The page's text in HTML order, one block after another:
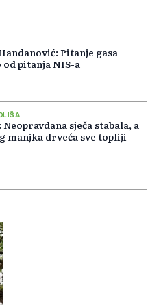
Pitanje gasa
od pitanja NIS-a
sječa stabala, a
manjka drveća sve topliji